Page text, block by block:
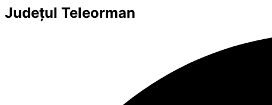
Județul Teleorman